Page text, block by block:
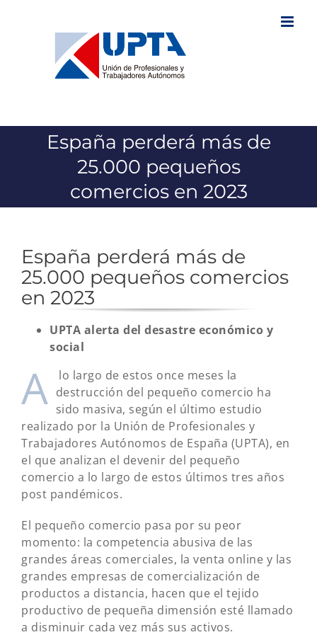
España perderá más de
25.000 pequeños
comercios en 2023
España perderá más de
25.000 pequeños comercios
en 2023
UPTA alerta del desastre económico y
social
A
lo largo de estos once meses la
destrucción del pequeño comercio ha
sido masiva, según el último estudio
realizado por la Unión de Profesionales y
Trabajadores Autónomos de España (UPTA), en
el que analizan el devenir del pequeño
comercio a lo largo de estos últimos tres años
post pandémicos.
El pequeño comercio pasa por su peor
momento: la competencia abusiva de las
grandes áreas comerciales, la venta online y las
grandes empresas de comercialización de
productos a distancia, hacen que el tejido
productivo de pequeña dimensión esté llamado
a disminuir cada vez más sus activos.